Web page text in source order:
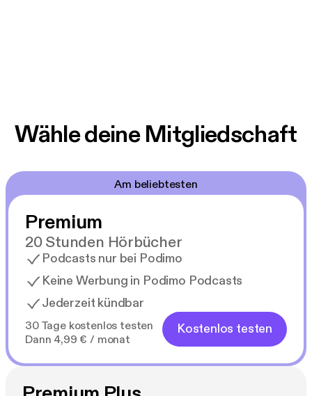
Wähle deine Mitgliedschaft
Am beliebtesten
Premium
20 Stunden Hörbücher
Podcasts nur bei Podimo
Keine Werbung in Podimo Podcasts
Jederzeit kündbar
30 Tage kostenlos testen
Dann 4,99 € / monat
Kostenlos testen